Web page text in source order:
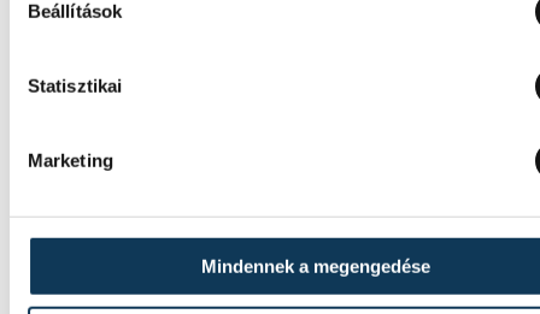
Beállítások
Statisztikai
Marketing
Mindennek a megengedése
góllal mutatkozott be
Veszprém-mezben